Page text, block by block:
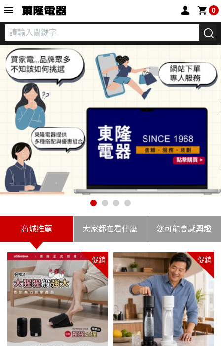
0
商城推薦 大家都在看什麼 您可能會感興趣
促銷 促銷